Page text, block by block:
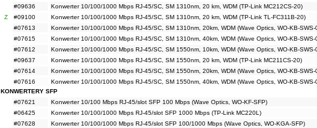
#09636
Konwerter 10/100/1000 Mbps RJ-45/SC, SM 1310nm, 20 km, WDM (TP-Link MC212CS-20)
Z
#09100 Konwerter 10/100/1000 Mbps RJ-45/SC, SM 1310nm, 20 km, WDM (TP-Link TL-FC311B-20)
#07613
Konwerter 10/100/1000 Mbps RJ-45/SC, SM 1310nm, 20km, WDM (Wave Optics, WO-KB-SWS-
#07615
Konwerter 10/100/1000 Mbps RJ-45/SC, SM 1310nm, 40km, WDM (Wave Optics, WO-KB-SWS-
#07612
Konwerter 10/100/1000 Mbps RJ-45/SC, SM 1550nm, 10km, WDM (Wave Optics, WO-KB-SWS-
#09637
Konwerter 10/100/1000 Mbps RJ-45/SC, SM 1550nm, 20 km, WDM (TP-Link MC211CS-20)
#07614
Konwerter 10/100/1000 Mbps RJ-45/SC, SM 1550nm, 20km, WDM (Wave Optics, WO-KB-SWS-
#07616
Konwerter 10/100/1000 Mbps RJ-45/SC, SM 1550nm, 40km, WDM (Wave Optics, WO-KB-SWS-
KONWERTERY SFP
#07621
Konwerter 10/100 Mbps RJ-45/slot SFP 100 Mbps (Wave Optics, WO-KF-SFP)
#06425
Konwerter 10/100/1000 Mbps RJ-45/slot SFP 1000 Mbps (TP-Link MC220L)
#07628
Konwerter 10/100/1000 Mbps RJ-45/slot SFP 100/1000 Mbps (Wave Optics, WO-KGA-SFP)